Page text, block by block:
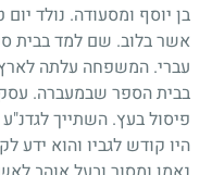
בן יוסף ומסעודה. נולד
אשר בלוב. שם למד בבית
עברי. המשפחה עלתה
בבית הספר שבמעברה.
פיסול בעץ. השתייך
היו קודש לגביו והוא ידע